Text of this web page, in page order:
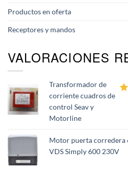
Productos en oferta
Receptores y mandos
VALORACIONES
Transformador de
corriente cuadros de
control Seav y
Motorline
Motor puerta corredera
VDS Simply 600 230V